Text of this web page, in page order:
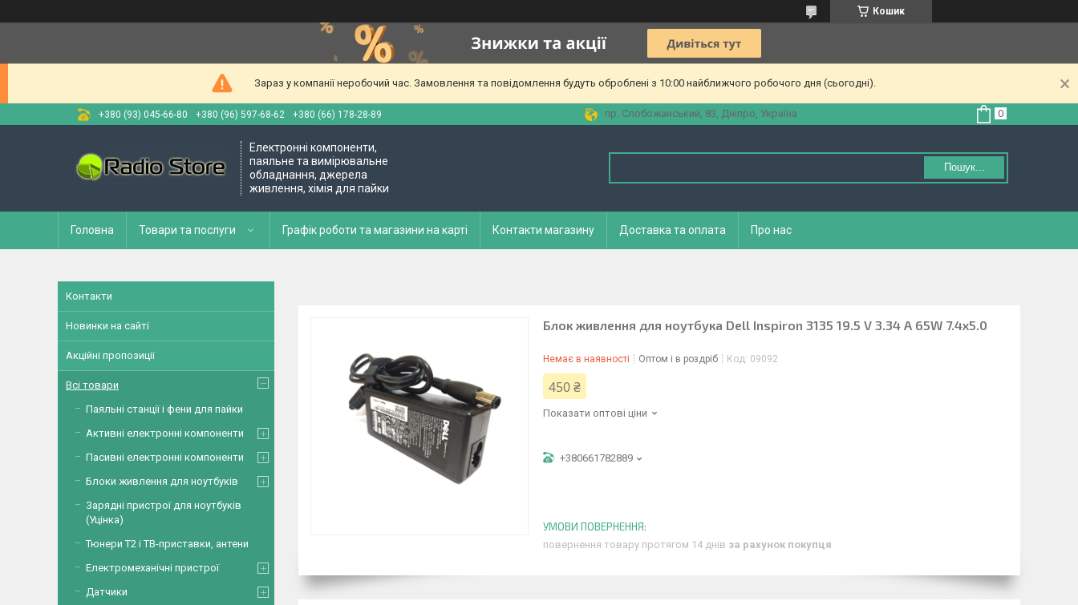
Кошик
Зараз у компанії неробочий час. Замовлення та повідомлення будуть оброблені з 10:00 найближчого робочого дня (сьогодні).
+380 (93) 045-66-80 +380 (96) 597-68-62 +380 (66) 178-28-89 пр. Слобожанський, 83, Дніпро, Україна
Електронні компоненти,
паяльне та вимірювальне
обладнання, джерела
живлення, хімія для пайки
Пошук...
Головна Товари та послуги Графік роботи та магазини на карті Контакти магазину Доставка та оплата Про нас
Блок живлення для ноутбука Dell Inspiron 3135 19.5 V 3.34 A 65W 7.4x5.0
Немає в наявності Оптом і в роздріб Код: 09092
450 ₴
Показати оптові ціни
+380661782889
повернення товару протягом 14 днів за рахунок покупця
Контакти
Новинки на сайті
Акційні пропозиції
Всі товари
Паяльні станції і фени для пайки
Активні електронні компоненти
Пасивні електронні компоненти
Блоки живлення для ноутбуків
Зарядні пристрої для ноутбуків
(Уцінка)
Тюнери Т2 і ТВ-приставки, антени
Електромеханічні пристрої
Датчики